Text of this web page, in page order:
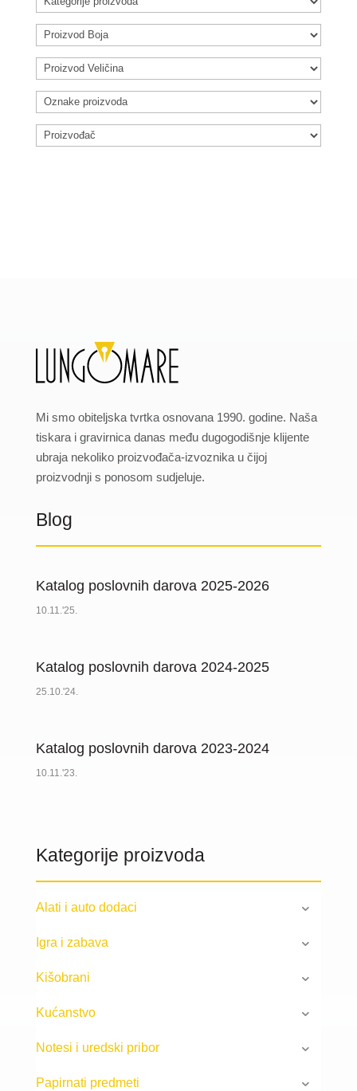
Mi smo obiteljska tvrtka osnovana 1990. godine. Naša
tiskara i gravirnica danas među dugogodišnje klijente
ubraja nekoliko proizvođača-izvoznika u čijoj
proizvodnji s ponosom sudjeluje.
Blog
Katalog poslovnih darova 2025-2026
10.11.'25.
Katalog poslovnih darova 2024-2025
25.10.'24.
Katalog poslovnih darova 2023-2024
10.11.'23.
Kategorije proizvoda
Alati i auto dodaci
Igra i zabava
Kišobrani
Kućanstvo
Notesi i uredski pribor
Papirnati predmeti